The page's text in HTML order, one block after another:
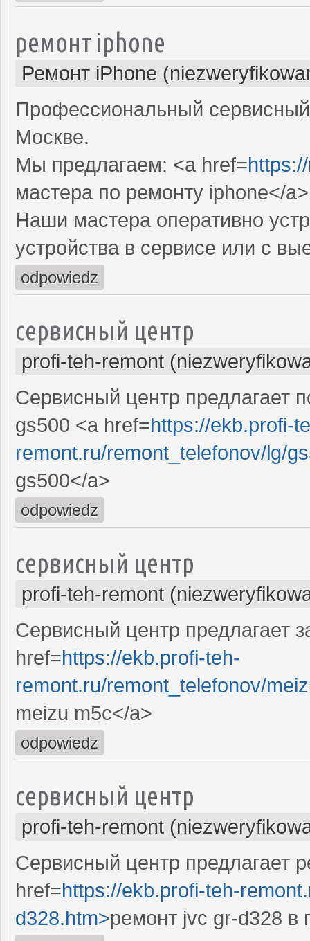
ремонт iphone
Ремонт iPhone
Профессиональный
Москве.
Мы предлагаем: <a href=
мастера по ремонту iphone</a>
Наши мастера оперативно
устройства в сервисе или с
odpowiedz
сервисный центр
profi-teh-remont
Сервисный центр предлагает
gs500 <a href=https://ekb.profi-
remont.ru/remont_telefonov/lg/
gs500</a>
odpowiedz
сервисный центр
profi-teh-remont
Сервисный центр предлагает
href=https://ekb.profi-teh-
remont.ru/remont_telefonov/
meizu m5c</a>
odpowiedz
сервисный центр
profi-teh-remont
Сервисный центр предлагает
href=https://ekb.profi-teh-
d328.htm>ремонт jvc gr-d328 в